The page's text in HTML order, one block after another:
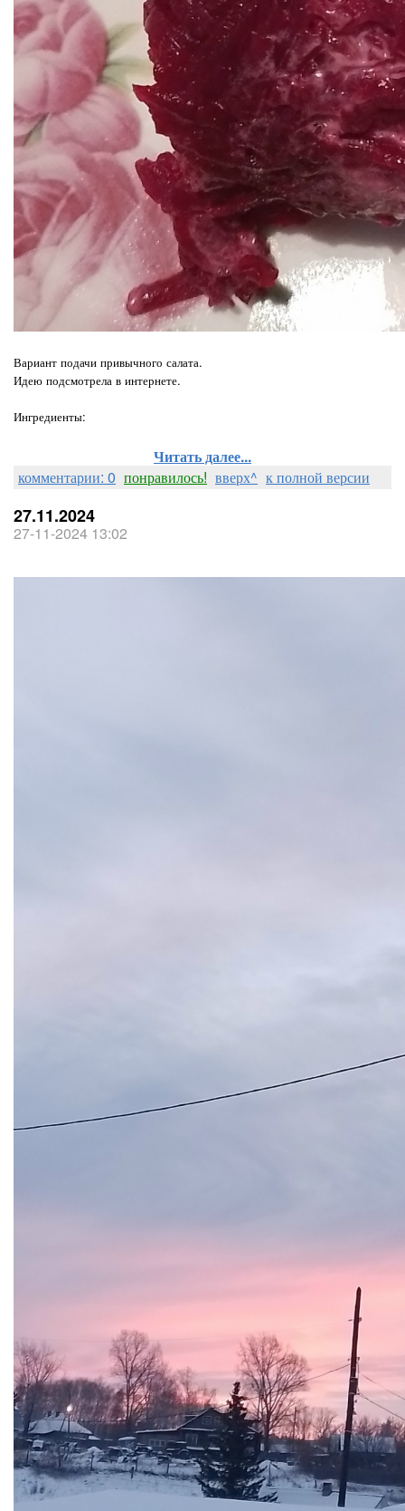
Вариант подачи привычного салата.
Идею подсмотрела в интернете.
Ингредиенты:
Читать далее...
комментарии: 0 понравилось! вверх^ к полной версии
27.11.2024
27-11-2024 13:02